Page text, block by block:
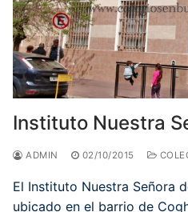
Instituto Nuestra
ADMIN 02/10/2015
El Instituto Nuestra Señora
ubicado en el barrio de